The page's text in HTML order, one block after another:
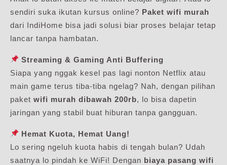
sendiri suka ikutan kursus online? Paket wifi murah
dari IndiHome bisa jadi solusi biar proses belajar tetap
lancar tanpa hambatan.
Streaming & Gaming Anti Buffering
Siapa yang nggak kesel pas lagi nonton Netflix atau
main game terus tiba-tiba ngelag? Nah, dengan pilihan
paket wifi murah dibawah 200rb, lo bisa dapetin
jaringan yang stabil buat hiburan tanpa gangguan.
Hemat Kuota, Hemat Uang!
Lo sering ngeluh kuota habis di tengah bulan? Udah
saatnya lo pindah ke WiFi! Dengan biaya pasang wifi